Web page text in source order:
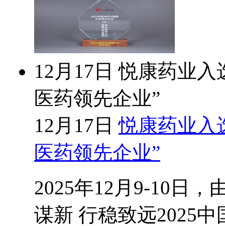
12月17日 悦康药业入
医药领先企业”
12月17日 悦康药业入
医药领先企业”
2025年12月9-10日，
谋新 行稳致远2025